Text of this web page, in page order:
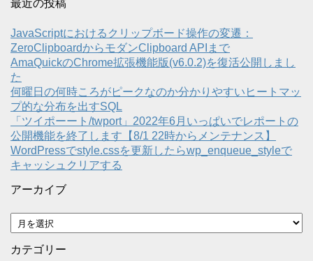
最近の投稿
JavaScriptにおけるクリップボード操作の変遷：
ZeroClipboardからモダンClipboard APIまで
AmaQuickのChrome拡張機能版(v6.0.2)を復活公開しまし
た
何曜日の何時ころがピークなのか分かりやすいヒートマッ
プ的な分布を出すSQL
「ツイポーート/twport」2022年6月いっぱいでレポートの
公開機能を終了します【8/1 22時からメンテナンス】
WordPressでstyle.cssを更新したらwp_enqueue_styleで
キャッシュクリアする
アーカイブ
ア
ー
カ
カテゴリー